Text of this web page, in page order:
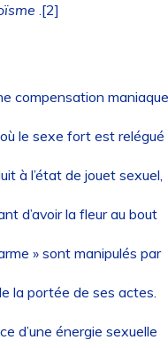
.[2]
compensation maniaque
le sexe fort est relégué
à l’état de jouet sexuel,
d’avoir la fleur au bout
» sont manipulés par
la portée de ses actes.
d’une énergie sexuelle